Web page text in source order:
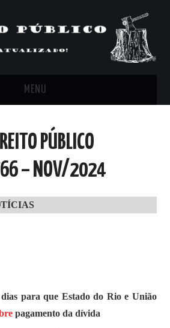
MENU
E PONTOSPÚBLICO
– NOV/2024
para que Estado do Rio e União
pagamento da dívida